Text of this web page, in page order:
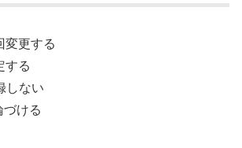
変更する
する
しない
ける